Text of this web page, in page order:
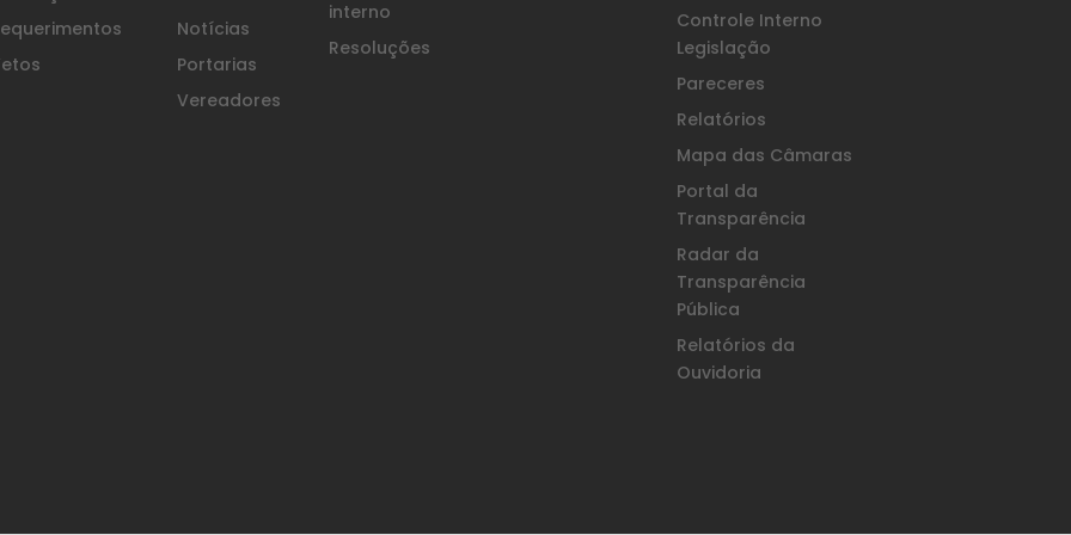
Notícias
Portarias
Vereadores
interno
Resoluções
Controle Interno
Legislação
Pareceres
Relatórios
Mapa das Câmaras
Portal da
Transparência
Radar da
Transparência
Pública
Relatórios da
Ouvidoria